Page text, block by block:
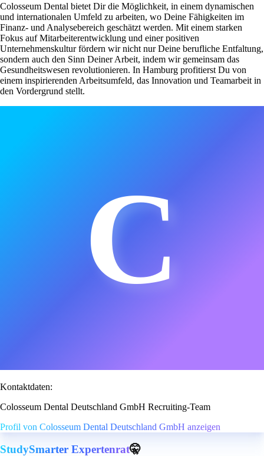
Colosseum Dental bietet Dir die Möglichkeit, in einem dynamischen
und internationalen Umfeld zu arbeiten, wo Deine Fähigkeiten im
Finanz- und Analysebereich geschätzt werden. Mit einem starken
Fokus auf Mitarbeiterentwicklung und einer positiven
Unternehmenskultur fördern wir nicht nur Deine berufliche Entfaltung,
sondern auch den Sinn Deiner Arbeit, indem wir gemeinsam das
Gesundheitswesen revolutionieren. In Hamburg profitierst Du von
einem inspirierenden Arbeitsumfeld, das Innovation und Teamarbeit in
den Vordergrund stellt.
C
Kontaktdaten:
Colosseum Dental Deutschland GmbH Recruiting-Team
Profil von Colosseum Dental Deutschland GmbH anzeigen
StudySmarter Expertenrat🤫